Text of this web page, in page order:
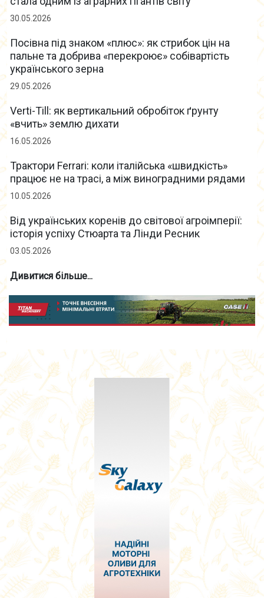
30.05.2026
Посівна під знаком «плюс»: як стрибок цін на
пальне та добрива «перекроює» собівартість
українського зерна
29.05.2026
Verti-Till: як вертикальний обробіток ґрунту
«вчить» землю дихати
16.05.2026
Трактори Ferrari: коли італійська «швидкість»
працює не на трасі, а між виноградними рядами
10.05.2026
Від українських коренів до світової агроімперії:
історія успіху Стюарта та Лінди Ресник
03.05.2026
Дивитися більше...